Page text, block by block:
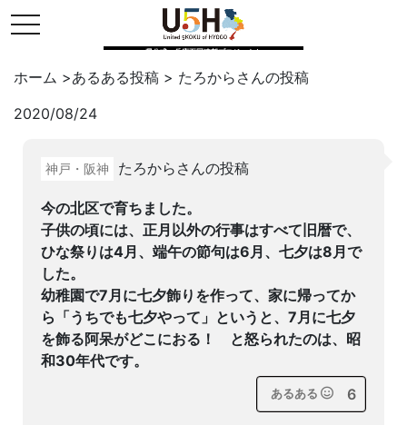
toggle navigation
県公式・兵庫五国連邦プロジェクト
ホーム >あるある投稿 > たろから さんの投稿
2020/08/24
神戸・阪神 たろからさんの投稿
今の北区で育ちました。
子供の頃には、正月以外の行事はすべて旧暦で、
ひな祭りは4月、端午の節句は6月、七夕は8月で
した。
幼稚園で7月に七夕飾りを作って、家に帰ってか
ら「うちでも七夕やって」というと、7月に七夕
を飾る阿呆がどこにおる！ と怒られたのは、昭
和30年代です。
あるある 6